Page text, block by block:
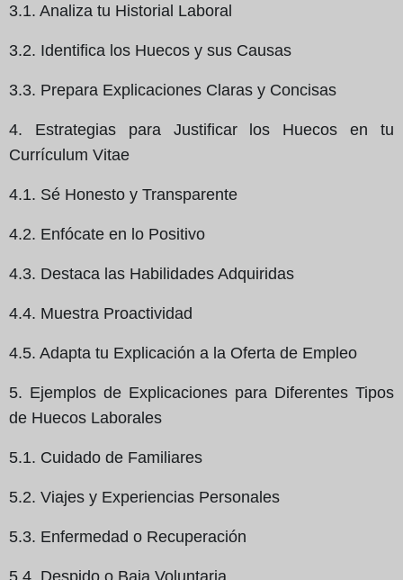
3.1. Analiza tu Historial Laboral
3.2. Identifica los Huecos y sus Causas
3.3. Prepara Explicaciones Claras y Concisas
4. Estrategias para Justificar los Huecos en tu
Currículum Vitae
4.1. Sé Honesto y Transparente
4.2. Enfócate en lo Positivo
4.3. Destaca las Habilidades Adquiridas
4.4. Muestra Proactividad
4.5. Adapta tu Explicación a la Oferta de Empleo
5. Ejemplos de Explicaciones para Diferentes Tipos
de Huecos Laborales
5.1. Cuidado de Familiares
5.2. Viajes y Experiencias Personales
5.3. Enfermedad o Recuperación
5.4. Despido o Baja Voluntaria